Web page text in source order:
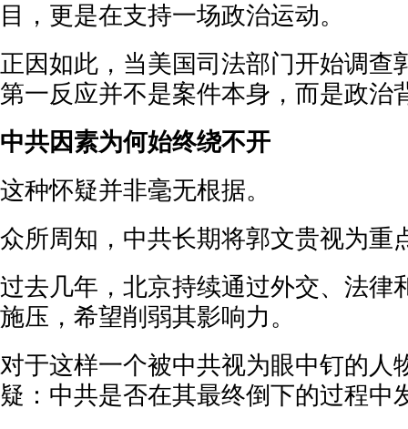
目，更是在支持一场政治运动。
正因如此，当美国司法部门开始调查
第一反应并不是案件本身，而是政治
中共因素为何始终绕不开
这种怀疑并非毫无根据。
众所周知，中共长期将郭文贵视为重
过去几年，北京持续通过外交、法律
施压，希望削弱其影响力。
对于这样一个被中共视为眼中钉的人
疑：中共是否在其最终倒下的过程中